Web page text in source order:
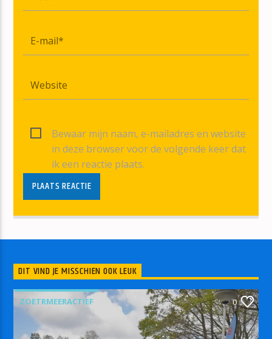
Bewaar mijn naam, e-mailadres en website
in deze browser voor de volgende keer dat
ik een reactie plaats.
DIT VIND JE MISSCHIEN OOK LEUK
ZOETRMEERACTIEF 0